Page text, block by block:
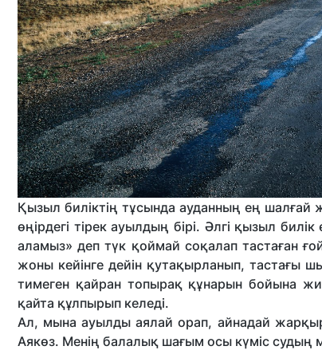
Қызыл биліктің тұсында ауданның ең шалғай
өңірдегі тірек ауылдың бірі. Әлгі қызыл
аламыз» деп түк қоймай соқалап тастаған
жоны кейінге дейін қутақырланып, тастағы
тимеген қайран топырақ құнарын бойына
қайта құлпырып келеді.
Ал, мына ауылды аялай орап, айнадай
Аякөз. Менің балалық шағым осы күміс судың